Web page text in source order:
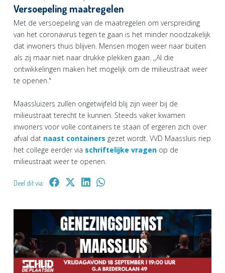
Versoepeling maatregelen
Met de versoepeling van de maatregelen om verspreiding
van het coronavirus tegen te gaan is het minder noodzakelijk
dat inwoners thuis blijven. Mensen mogen weer naar buiten
als zij maar niet naar drukke plekken gaan. ,,Al die
ontwikkelingen maken het mogelijk om de milieustraat weer
te openen."
Maassluizers zullen ongetwijfeld blij zijn weer bij de
milieustraat terecht te kunnen. Steeds vaker kwamen
inwoners voor volle containers te staan of ergeren zich over
afval dat naast containers gezet wordt. VVD Maassluis riep
het college eerder via schriftelijke vragen op de
milieustraat weer te openen.
Deel dit via: